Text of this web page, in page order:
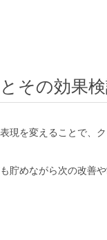
その効果
現を変えることで、
貯めながら次の改善